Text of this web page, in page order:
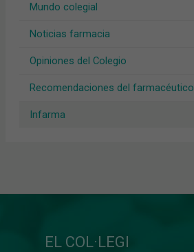
Mundo colegial
Noticias farmacia
Opiniones del Colegio
Recomendaciones del farmacéutico
Infarma
EL COL·LEGI